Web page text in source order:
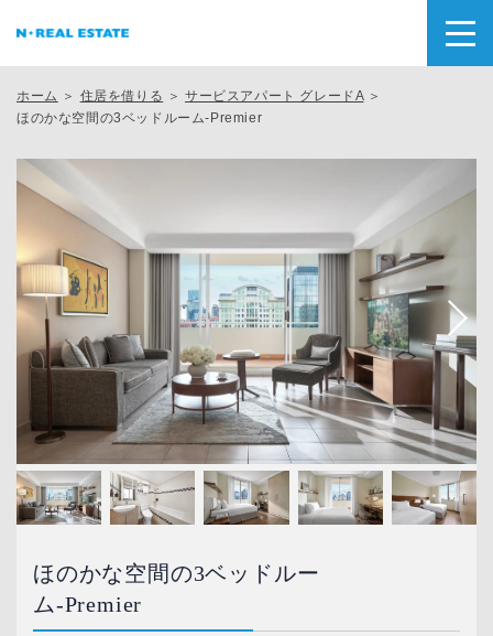
ホーム ＞ 住居を借りる ＞サービスアパート グレードA＞
ほのかな空間の3ベッドルーム-Premier
ほのかな空間の3ベッドルー
ム-Premier